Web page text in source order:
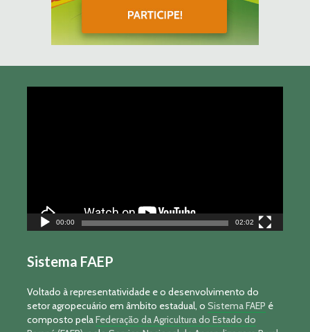
00:00 02:02
Sistema FAEP
Voltado à representatividade e o desenvolvimento do
setor agropecuário em âmbito estadual, o Sistema FAEP é
composto pelaFederação da Agricultura do Estado do